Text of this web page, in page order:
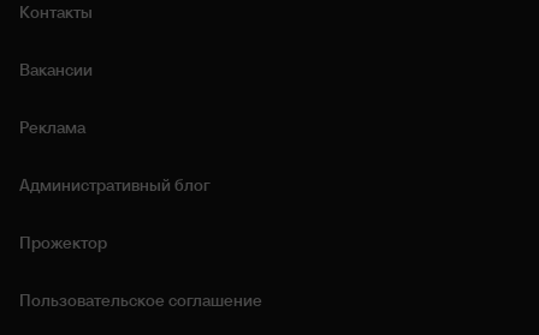
Контакты
Вакансии
Реклама
Административный блог
Прожектор
Пользовательское соглашение